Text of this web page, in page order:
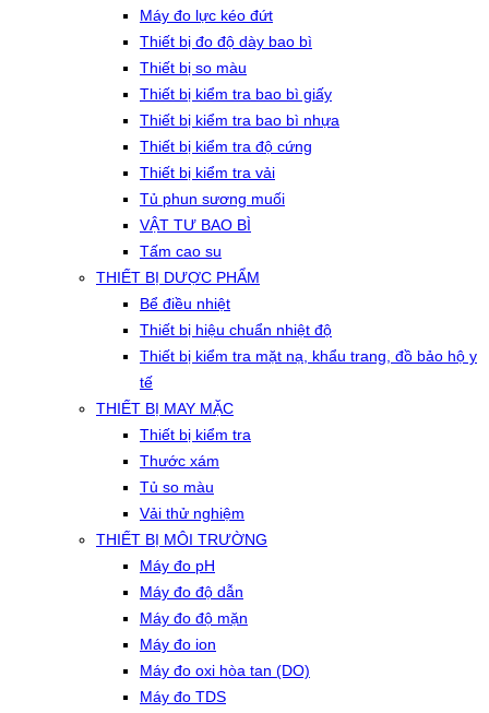
Máy đo lực kéo đứt
Thiết bị đo độ dày bao bì
Thiết bị so màu
Thiết bị kiểm tra bao bì giấy
Thiết bị kiểm tra bao bì nhựa
Thiết bị kiểm tra độ cứng
Thiết bị kiểm tra vải
Tủ phun sương muối
VẬT TƯ BAO BÌ
Tấm cao su
THIẾT BỊ DƯỢC PHẨM
Bể điều nhiệt
Thiết bị hiệu chuẩn nhiệt độ
Thiết bị kiểm tra mặt nạ, khẩu trang, đồ bảo hộ y
tế
THIẾT BỊ MAY MẶC
Thiết bị kiểm tra
Thước xám
Tủ so màu
Vải thử nghiệm
THIẾT BỊ MÔI TRƯỜNG
Máy đo pH
Máy đo độ dẫn
Máy đo độ mặn
Máy đo ion
Máy đo oxi hòa tan (DO)
Máy đo TDS